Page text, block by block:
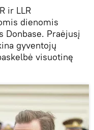
ir LLR
dienomis
Donbase. Praėjusį
gyventojų
visuotinę